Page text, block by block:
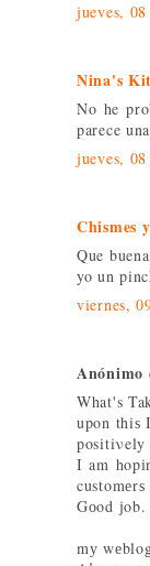
jueves,
Nina's
No he
parece
jueves,
Chismes
Que
yo un
viernes,
Anónimo
What's
upon thiѕ
positiνely
I am
Gоod ϳob.
mу